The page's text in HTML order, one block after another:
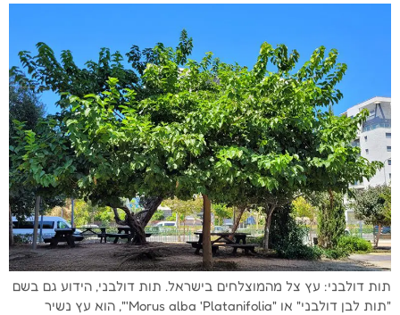
תות דולבני: עץ צל מהמוצלחים בישראל. תות דולבני, הידוע גם בשם
"תות לבן דולבני" או "Morus alba 'Platanifolia'", הוא עץ נשיר